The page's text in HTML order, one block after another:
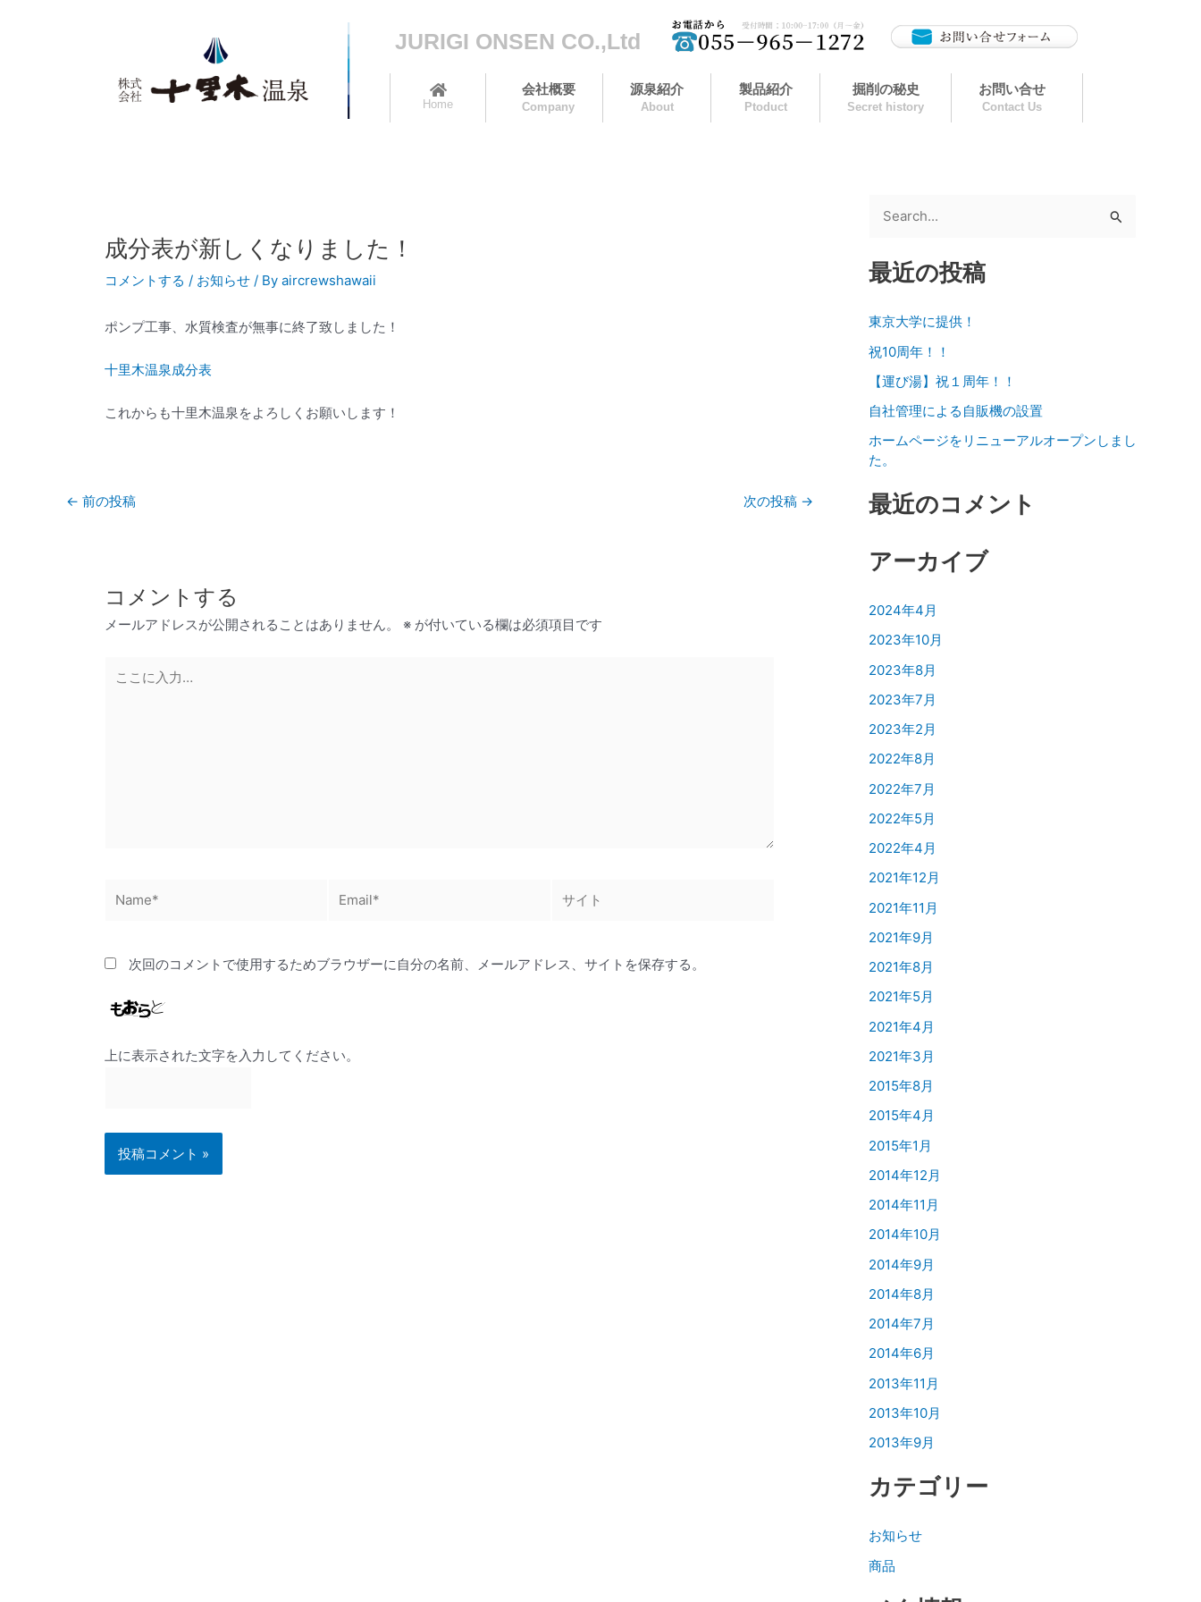
JURIGI ONSEN CO.,Ltd
Home
会社概要
Company
源泉紹介
About
製品紹介
Ptoduct
掘削の秘史
Secret history
お問い合せ
Contact Us
成分表が新しくなりました！
コメントする / お知らせ / By aircrewshawaii
ポンプ工事、水質検査が無事に終了致しました！
十里木温泉成分表
これからも十里木温泉をよろしくお願いします！
← 前の投稿 次の投稿 →
コメントする
メールアドレスが公開されることはありません。 ※ が付いている欄は必須項目です
次回のコメントで使用するためブラウザーに自分の名前、メールアドレス、サイトを保存する。
上に表示された文字を入力してください。
対
:
最近の投稿
東京大学に提供！
祝10周年！！
【運び湯】祝１周年！！
自社管理による自販機の設置
ホームページをリニューアルオープンしまし
た。
最近のコメント
アーカイブ
2024年4月
2023年10月
2023年8月
2023年7月
2023年2月
2022年8月
2022年7月
2022年5月
2022年4月
2021年12月
2021年11月
2021年9月
2021年8月
2021年5月
2021年4月
2021年3月
2015年8月
2015年4月
2015年1月
2014年12月
2014年11月
2014年10月
2014年9月
2014年8月
2014年7月
2014年6月
2013年11月
2013年10月
2013年9月
カテゴリー
お知らせ
商品